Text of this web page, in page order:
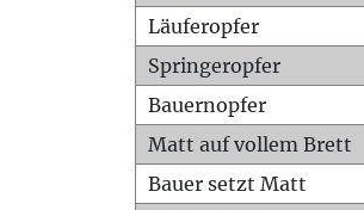
Läuferopfer
Springeropfer
Bauernopfer
Matt auf vollem Brett
Bauer setzt Matt